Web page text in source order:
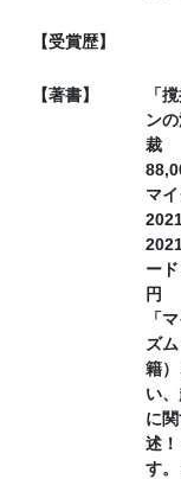
【受賞歴】
【著書】
「
ン
裁
マ
ー
円
「
ズ
籍
い
に
述
す